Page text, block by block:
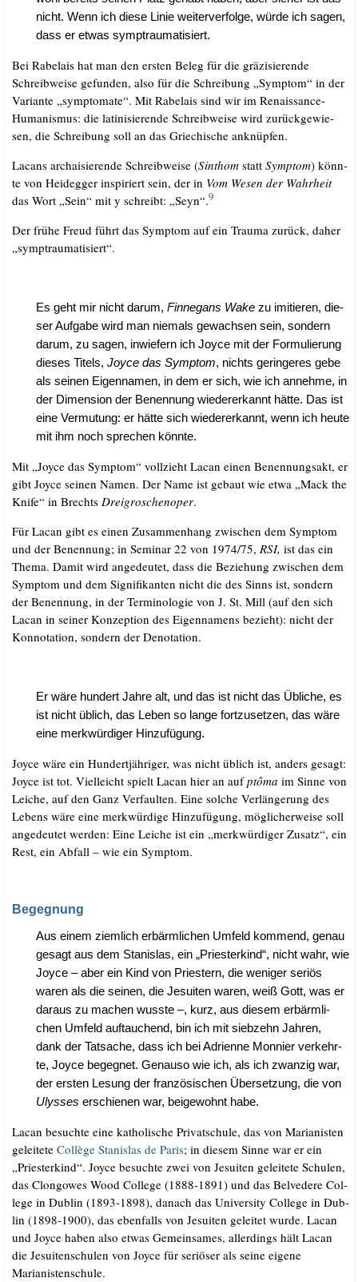
nicht. Wenn ich die­se Linie wei­ter­ver­fol­ge, wür­de ich sagen,
dass er etwas symptraumatisiert.
Bei Rabelais hat man den ers­ten Beleg für die grä­zi­sie­ren­de
Schreib­wei­se gefun­den, also für die Schrei­bung „Sym­ptom“ in der
Vari­an­te „sym­pto­ma­te“. Mit Rabelais sind wir im Renais­sance-
Huma­nis­mus: die lati­ni­sie­ren­de Schreib­wei­se wird zurück­ge­wie­
sen, die Schrei­bung soll an das Grie­chi­sche anknüpfen.
Lacans archai­sie­ren­de Schreib­wei­se (Sinthomstatt Sym­ptom) könn­
te von Heid­eg­ger inspi­riert sein, der in Vom Wesen der Wahr­heit
das Wort „Sein“ mit y schreibt: „Seyn“.9
Der frü­he Freud führt das Sym­ptom auf ein Trau­ma zurück, daher
„sym­ptrau­ma­ti­siert“.
Es geht mir nicht dar­um, Fin­ne­gans Wakezu imi­tie­ren, die­
ser Auf­ga­be wird man nie­mals gewach­sen sein, son­dern
dar­um, zu sagen, inwie­fern ich Joy­ce mit der For­mu­lie­rung
die­ses Titels, Joy­ce das Sym­ptom, nichts gerin­ge­res gebe
als sei­nen Eigen­na­men, in dem er sich, wie ich anneh­me, in
der Dimen­si­on der Benen­nung wie­der­erkannt hät­te. Das ist
eine Ver­mu­tung: er hät­te sich wie­der­erkannt, wenn ich heu­te
mit ihm noch spre­chen könnte.
Mit „Joy­ce das Sym­ptom“ voll­zieht Lacan einen Benen­nungs­akt, er
gibt Joy­ce sei­nen Namen. Der Name ist gebaut wie etwa „Mack the
Kni­fe“ in Brechts Drei­gro­schen­oper.
Für Lacan gibt es einen Zusam­men­hang zwi­schen dem Sym­ptom
und der Benen­nung; in Semi­nar 22 von 1974/​75, RSI, ist das ein
The­ma. Damit wird ange­deu­tet, dass die Bezie­hung zwi­schen dem
Sym­ptom und dem Signi­fi­kan­ten nicht die des Sinns ist, son­dern
der Benen­nung, in der Ter­mi­no­lo­gie von J. St. Mill (auf den sich
Lacan in sei­ner Kon­zep­ti­on des Eigen­na­mens bezieht): nicht der
Kon­no­ta­ti­on, son­dern der Denotation.
Er wäre hun­dert Jah­re alt, und das ist nicht das Übli­che, es
ist nicht üblich, das Leben so lan­ge fort­zu­set­zen, das wäre
eine merk­wür­di­ger Hinzufügung.
Joy­ce wäre ein Hun­dert­jäh­ri­ger, was nicht üblich ist, anders gesagt:
Joy­ce ist tot. Viel­leicht spielt Lacan hier an aufptô­ma im Sin­ne von
Lei­che, auf den Ganz Ver­faul­ten. Eine sol­che Ver­län­ge­rung des
Lebens wäre eine merk­wür­di­ge Hin­zu­fü­gung, mög­li­cher­wei­se soll
ange­deu­tet wer­den: Eine Lei­che ist ein „merk­wür­di­ger Zusatz“, ein
Rest, ein Abfall – wie ein Symptom.
Begegnung
Aus einem ziem­lich erbärm­li­chen Umfeld kom­mend, genau
gesagt aus dem Sta­nis­las, ein „Pries­ter­kind“, nicht wahr, wie
Joy­ce – aber ein Kind von Pries­tern, die weni­ger seri­ös
waren als die sei­nen, die Jesui­ten waren, weiß Gott, was er
dar­aus zu machen wuss­te –, kurz, aus die­sem erbärm­li­
chen Umfeld auf­tau­chend, bin ich mit sieb­zehn Jah­ren,
dank der Tat­sa­che, dass ich bei Adri­en­ne Mon­nier ver­kehr­
te, Joy­ce begeg­net. Genau­so wie ich, als ich zwan­zig war,
der ers­ten Lesung der fran­zö­si­schen Über­set­zung, die von
Ulys­ses erschie­nen war, bei­gewohnt habe.
Lacan besuch­te eine katho­li­sche Pri­vat­schu­le, das von Maria­nis­ten
gelei­te­te Col­lè­ge Sta­nis­las de Paris; in die­sem Sin­ne war er ein
„Pries­ter­kind“. Joy­ce besuch­te zwei von Jesui­ten gelei­te­te Schu­len,
das Clon­go­wes Wood Col­lege (1888-1891) und das Bel­ve­de­re Col­
lege in Dub­lin (1893-1898), danach das Uni­ver­si­ty Col­lege in Dub­
lin (1898-1900), das eben­falls von Jesui­ten gelei­tet wur­de. Lacan
und Joy­ce haben also etwas Gemein­sa­mes, aller­dings hält Lacan
die Jesui­ten­schu­len von Joy­ce für seriö­ser als sei­ne eige­ne
Marianistenschule.